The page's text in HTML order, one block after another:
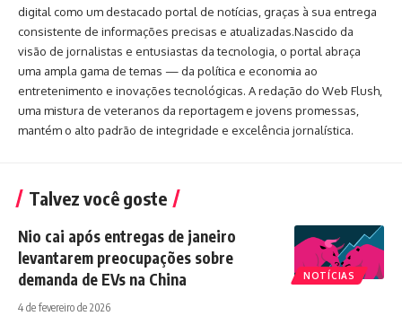
digital como um destacado portal de notícias, graças à sua entrega
consistente de informações precisas e atualizadas.Nascido da
visão de jornalistas e entusiastas da tecnologia, o portal abraça
uma ampla gama de temas — da política e economia ao
entretenimento e inovações tecnológicas. A redação do Web Flush,
uma mistura de veteranos da reportagem e jovens promessas,
mantém o alto padrão de integridade e excelência jornalística.
Talvez você goste
NOTÍCIAS
Nio cai após entregas de janeiro
levantarem preocupações sobre
demanda de EVs na China
4 de fevereiro de 2026